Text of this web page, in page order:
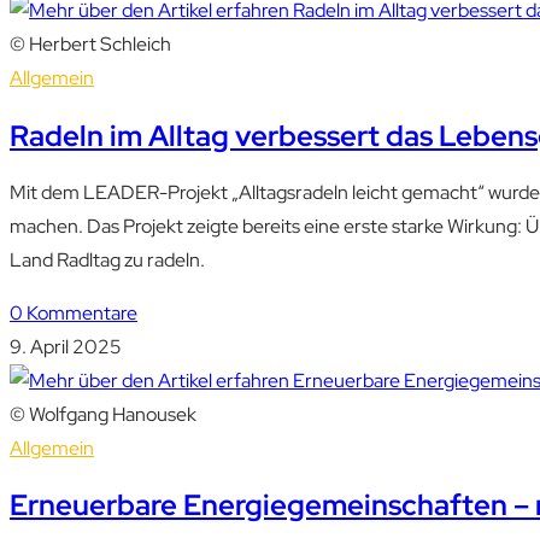
© Herbert Schleich
Allgemein
Radeln im Alltag verbessert das
Mit dem LEADER-Projekt „Alltagsradeln leicht gemacht“
machen. Das Projekt zeigte bereits eine erste starke
Land Radltag zu radeln.
0 Kommentare
9. April 2025
© Wolfgang Hanousek
Allgemein
Erneuerbare Energiegemeinschaften